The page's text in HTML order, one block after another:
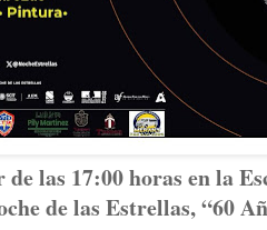
las 17:00 horas en la
de las Estrellas, “60